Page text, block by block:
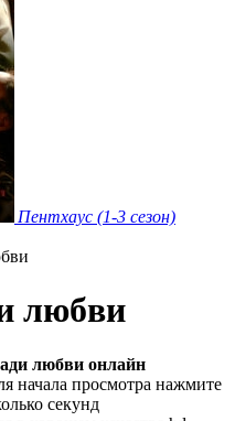
Пентхаус (1-3 сезон)
любви
любви онлайн
начала просмотра нажмите
секунд